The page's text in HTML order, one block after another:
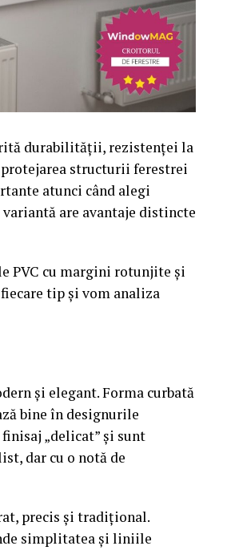
durabilității, rezistenței la
structurii ferestrei
atunci când alegi
are avantaje distincte
PVC cu margini rotunjite și
tip și vom analiza
și elegant. Forma curbată
bine în designurile
„delicat” și sunt
dar cu o notă de
precis și tradițional.
simplitatea și liniile